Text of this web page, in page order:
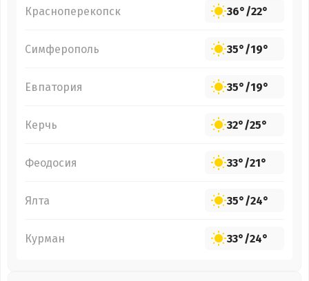
Красноперекопск 36°/22°
Симферополь 35°/19°
Евпатория 35°/19°
Керчь 32°/25°
Феодосия 33°/21°
Ялта 35°/24°
Курман 33°/24°